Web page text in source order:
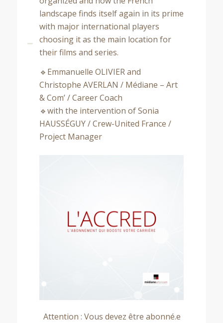
landscape finds itself again in its prime
with major international players
choosing it as the main location for
their films and series.
🔹Emmanuelle OLIVIER and
Christophe AVERLAN / Médiane – Art
& Com’ / Career Coach
🔹with the intervention of Sonia
HAUSSÉGUY / Crew-United France /
Project Manager
Attention : Vous devez être abonné.e